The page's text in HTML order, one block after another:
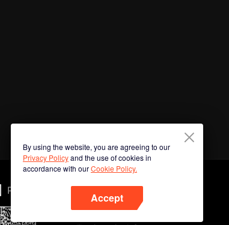
By using the website, you are agreeing to our
Privacy Policyand the use of cookies in
accordance with ourCookie Policy.
Accept
Phone